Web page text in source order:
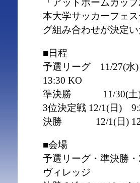
「アットホームカッ
本大学サッカーフェ
グ組み合わせが決定
■日程
予選リーグ 11/27(水)
13:30 KO
準決勝 11/30(土)
3位決定戦 12/1(日)
決勝 12/1(日)
■会場
予選リーグ・準決勝
ヴィレッジ